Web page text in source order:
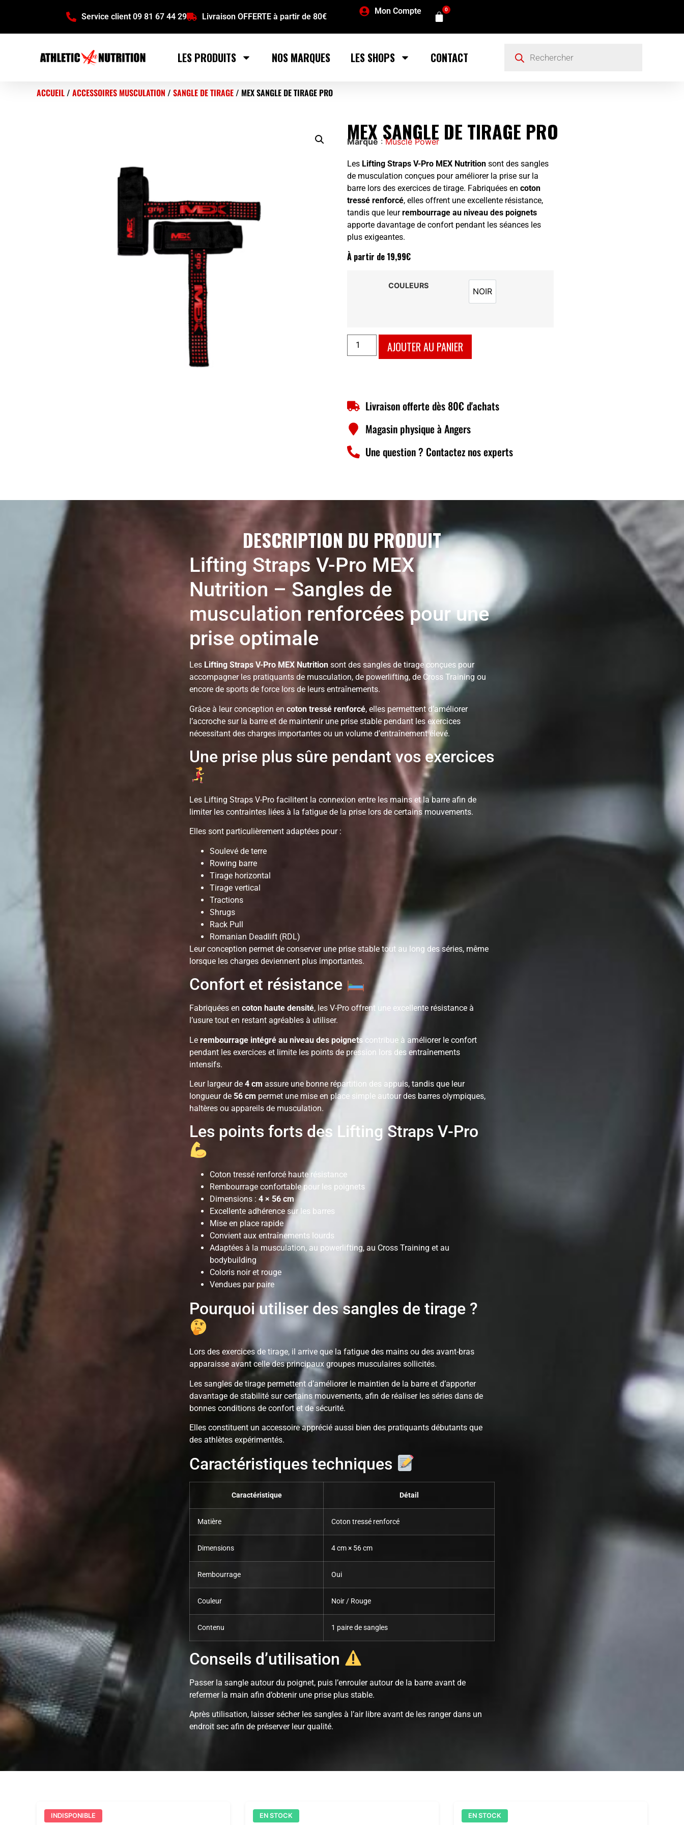
Service client 09 81 67 44 29 Livraison OFFERTE à partir de 80€
Mon Compte 0
LES PRODUITS NOS MARQUES LES SHOPS CONTACT
ACCUEIL/ ACCESSOIRES MUSCULATION / SANGLE DE TIRAGE/ MEX SANGLE DE TIRAGE PRO
MEX SANGLE DE TIRAGE PRO
Marque :Muscle Power
Les Lifting Straps V-Pro MEX Nutrition sont des sangles
de musculation conçues pour améliorer la prise sur la
barre lors des exercices de tirage. Fabriquées en coton
tressé renforcé, elles offrent une excellente résistance,
tandis que leurrembourrage au niveau des poignets
apporte davantage de confort pendant les séances les
plus exigeantes.
À partir de 19,99€
COULEURS
NOIR
AJOUTER AU PANIER
Livraison offerte dès 80€ d'achats
Magasin physique à Angers
Une question ? Contactez nos experts
DESCRIPTION DU PRODUIT
Lifting Straps V-Pro MEX
Nutrition – Sangles de
musculation renforcées pour une
prise optimale
Les Lifting Straps V-Pro MEX Nutrition sont des sangles de tirage conçues pour
accompagner les pratiquants de musculation, de powerlifting, de Cross Training ou
encore de sports de force lors de leurs entraînements.
Grâce à leur conception en coton tressé renforcé, elles permettent d’améliorer
l’accroche sur la barre et de maintenir une prise stable pendant les exercices
nécessitant des charges importantes ou un volume d’entraînement élevé.
Une prise plus sûre pendant vos exercices
Les Lifting Straps V-Pro facilitent la connexion entre les mains et la barre afin de
limiter les contraintes liées à la fatigue de la prise lors de certains mouvements.
Elles sont particulièrement adaptées pour :
Soulevé de terre
Rowing barre
Tirage horizontal
Tirage vertical
Tractions
Shrugs
Rack Pull
Romanian Deadlift (RDL)
Leur conception permet de conserver une prise stable tout au long des séries, même
lorsque les charges deviennent plus importantes.
Confort et résistance
Fabriquées en coton haute densité, les V-Pro offrent une excellente résistance à
l’usure tout en restant agréables à utiliser.
Le rembourrage intégré au niveau des poignets contribue à améliorer le confort
pendant les exercices et limite les points de pression lors des entraînements
intensifs.
Leur largeur de 4 cm assure une bonne répartition des appuis, tandis que leur
longueur de 56 cm permet une mise en place simple autour des barres olympiques,
haltères ou appareils de musculation.
Les points forts des Lifting Straps V-Pro
Coton tressé renforcé haute résistance
Rembourrage confortable pour les poignets
Dimensions : 4 × 56 cm
Excellente adhérence sur les barres
Mise en place rapide
Convient aux entraînements lourds
Adaptées à la musculation, au powerlifting, au Cross Training et au
bodybuilding
Coloris noir et rouge
Vendues par paire
Pourquoi utiliser des sangles de tirage ?
Lors des exercices de tirage, il arrive que la fatigue des mains ou des avant-bras
apparaisse avant celle des principaux groupes musculaires sollicités.
Les sangles de tirage permettent d’améliorer le maintien de la barre et d’apporter
davantage de stabilité sur certains mouvements, afin de réaliser les séries dans de
bonnes conditions de confort et de sécurité.
Elles constituent un accessoire apprécié aussi bien des pratiquants débutants que
des athlètes expérimentés.
Caractéristiques techniques
Caractéristique Détail
Matière Coton tressé renforcé
Dimensions 4 cm × 56 cm
Rembourrage Oui
Couleur Noir / Rouge
Contenu 1 paire de sangles
Conseils d’utilisation
Passer la sangle autour du poignet, puis l’enrouler autour de la barre avant de
refermer la main afin d’obtenir une prise plus stable.
Après utilisation, laisser sécher les sangles à l’air libre avant de les ranger dans un
endroit sec afin de préserver leur qualité.
INDISPONIBLE EN STOCK EN STOCK